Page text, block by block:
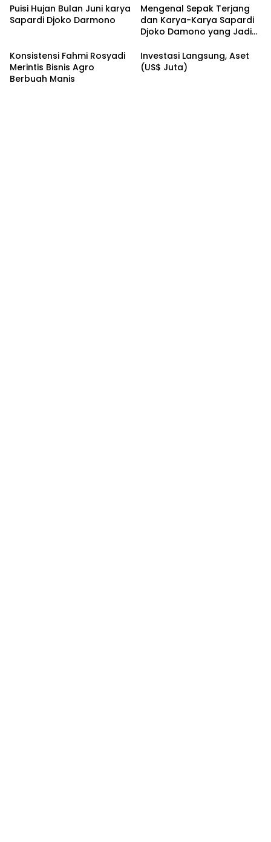
Dukungan dari Abah Aos
Puisi Hujan Bulan Juni karya
Sapardi Djoko Darmono
Mengenal Sepak Terjang
dan Karya-Karya Sapardi
Djoko Damono yang Jadi
Konsistensi Fahmi Rosyadi
Merintis Bisnis Agro
Berbuah Manis
Investasi Langsung, Aset
(US$ Juta)